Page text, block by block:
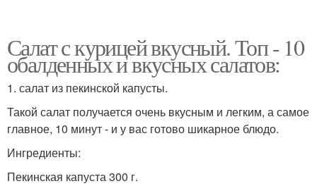
Салат с курицей вкусный. Топ - 10
обалденных и вкусных салатов:
1. салат из пекинской капусты.
Такой салат получается очень вкусным и легким, а самое
главное, 10 минут - и у вас готово шикарное блюдо.
Ингредиенты:
Пекинская капуста 300 г.